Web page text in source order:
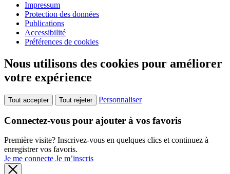
Impressum
Protection des données
Publications
Accessibilité
Préférences de cookies
Nous utilisons des cookies pour améliorer
votre expérience
Tout accepter Tout rejeter Personnaliser
Connectez-vous pour ajouter à vos favoris
Première visite? Inscrivez-vous en quelques clics et continuez à
enregistrer vos favoris.
Je me connecte Je m’inscris